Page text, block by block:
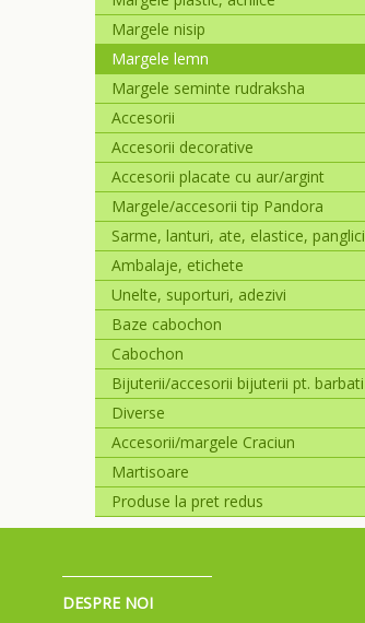
Margele nisip
Margele lemn
Margele seminte rudraksha
Accesorii
Accesorii decorative
Accesorii placate cu aur/argint
Margele/accesorii tip Pandora
Sarme, lanturi, ate, elastice, panglici
Ambalaje, etichete
Unelte, suporturi, adezivi
Baze cabochon
Cabochon
Bijuterii/accesorii bijuterii pt. barbati
Diverse
Accesorii/margele Craciun
Martisoare
Produse la pret redus
DESPRE NOI